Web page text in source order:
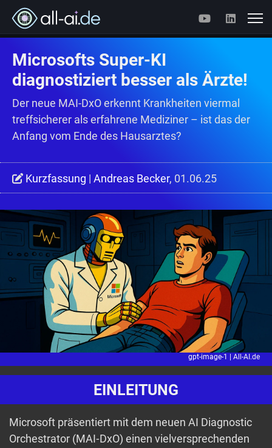
Microsofts Super-KI
diagnostiziert besser als Ärzte!
Der neue MAI-DxO erkennt Krankheiten viermal
treffsicherer als erfahrene Mediziner – ist das der
Anfang vom Ende des Hausarztes?
Kurzfassung | Andreas Becker, 01.06.25
gpt-image-1 | All-AI.de
EINLEITUNG
Microsoft präsentiert mit dem neuen AI Diagnostic
Orchestrator (MAI‑DxO) einen vielversprechenden